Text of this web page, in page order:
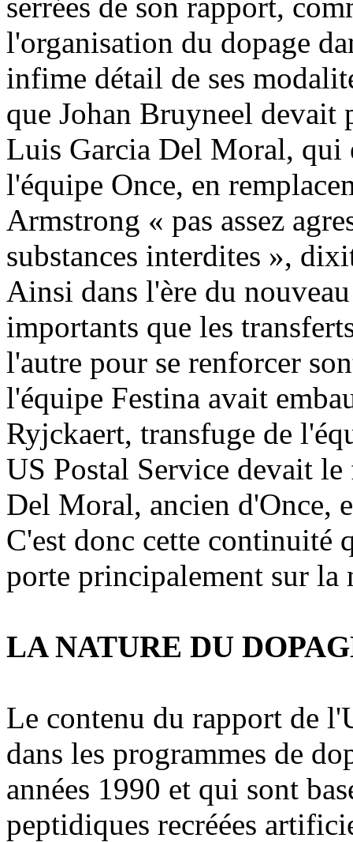
l'organisation du dopage
infime détail de ses
que Johan Bruyneel devait
Luis Garcia Del Moral, qui
l'équipe Once, en
Armstrong « pas assez
substances interdites »,
Ainsi dans l'ère du
importants que les
l'autre pour se renforcer
l'équipe Festina avait
Ryjckaert, transfuge de
US Postal Service devait
Del Moral, ancien d'Once,
C'est donc cette continuité
porte principalement sur la
LA NATURE DU
Le contenu du rapport de
dans les programmes de
années 1990 et qui sont
peptidiques recréées